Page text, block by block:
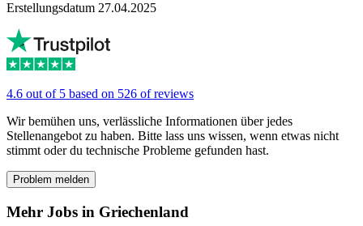
Erstellungsdatum 27.04.2025
4.6 out of 5 based on 526 of reviews
Wir bemühen uns, verlässliche Informationen über jedes
Stellenangebot zu haben. Bitte lass uns wissen, wenn etwas nicht
stimmt oder du technische Probleme gefunden hast.
Problem melden
Mehr Jobs in Griechenland